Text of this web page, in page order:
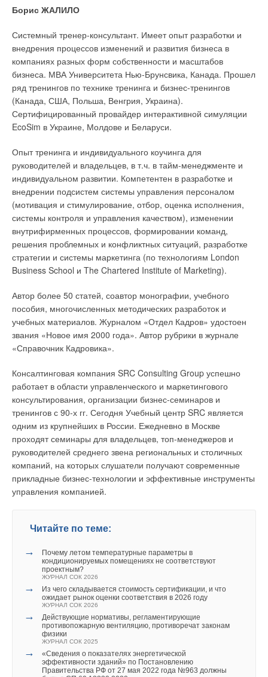
Борис ЖАЛИЛО
Системный тренер-консультант. Имеет опыт разработки и
внедрения процессов изменений и развития бизнеса в
компаниях разных форм собственности и масштабов
бизнеса. МВА Университета Нью-Брунсвика, Канада. Прошел
ряд тренингов по технике тренинга и бизнес-тренингов
(Канада, США, Польша, Венгрия, Украина).
Сертифицированный провайдер интерактивной симуляции
EcoSim в Украине, Молдове и Беларуси.
Опыт тренинга и индивидуального коучинга для
руководителей и владельцев, в т.ч. в тайм-менеджменте и
индивидуальном развитии. Компетентен в разработке и
внедрении подсистем системы управления персоналом
(мотивация и стимулирование, отбор, оценка исполнения,
системы контроля и управления качеством), изменении
внутрифирменных процессов, формировании команд,
решения проблемных и конфликтных ситуаций, разработке
стратегии и системы маркетинга (по технологиям London
Business School и The Chartered Institute of Marketing).
Автор более 50 статей, соавтор монографии, учебного
пособия, многочисленных методических разработок и
учебных материалов. Журналом «Отдел Кадров» удостоен
звания «Новое имя 2000 года». Автор рубрики в журнале
«Справочник Кадровика».
Консалтинговая компания SRC Consulting Group успешно
работает в области управленческого и маркетингового
консультирования, организации бизнес-семинаров и
тренингов с 90-х гг. Сегодня Учебный центр SRC является
одним из крупнейших в России. Ежедневно в Москве
проходят семинары для владельцев, топ-менеджеров и
руководителей среднего звена региональных и столичных
компаний, на которых слушатели получают современные
прикладные бизнес-технологии и эффективные инструменты
управления компанией.
Читайте по теме:
→
Почему летом температурные параметры в
кондиционируемых помещениях не соответствуют
проектным?
ЖУРНАЛ СОК 2026
→
Из чего складывается стоимость сертификации, и что
ожидает рынок оценки соответствия в 2026 году
ЖУРНАЛ СОК 2026
→
Действующие нормативы, регламентирующие
противопожарную вентиляцию, противоречат законам
физики
ЖУРНАЛ СОК 2025
→
«Сведения о показателях энергетической
эффективности зданий» по Постановлению
Правительства РФ от 27 мая 2022 года №963 должны
приготовления теплоносителя для систем отопления
устройство независимого от тепловой сети контура
циркуляции с поогревом теплоносителя в регулируемом
теплообменнике;
зависимое от тепловой сети присоединение системы
отопления с циркуляционным насосом и регулируемым
смешением.
В дополнение к этим двум возможностям рациональные
устройство ступенчатой регенерации теплоносителя при
зависимом присоединении системы отопления к тепловой
сети с позиционным количественным регулированием;
полузависимое от тепловой сети присоединение
двухзонной системы отопления с пропорциональным или
позиционным количественным регулированием;
зависимое от тепловой сети непосредственное или через
элеватор присоединение однотрубной системы
отопления вспомогательных помещений с позиционным
количественным регулированием.
В отличие от систем отопления со ступенчатой
регенерацией теплоты (СРТ),широко применявшихся в конце
80-х гг., в современной системе СРТ должно быть две
подсистемы примерно одинаковой тепловой мощности и
один регенератор теплоты (РТ) (рис. 13).В качестве РТ
интенсифицированный аппарат ТТАИ, в котором
теплоноситель тепловой сети сначала охлаждается до
допустимой температуры**, с которой он подается в первую
подсистему, а потом подогревается до такой же
температуры перед тем, как поступит в подающий
трубопровод второй подсистемы. Система отопления СРТ
должна быть однотрубной.
Этим определяется ее гидравлическая устойчивость и
неподверженность разбалансированию в результате
вертикальные системы с термостатическими клапанами на
горизонтальные при скрытой в подготовке пола подводке и
фирменными подключениями к радиатору посредством
специальной гарнитуры (рис. 14).
Вторым преимуществом системы СРТ является то, что
циркуляция воды в ней происходит за счет располагаемого
давления в трубопроводах тепловой сети без использования
циркуляционного насоса в тепловом пункте. Таким же
преимуществом обладают и элеваторные системы
отопления, но возможности применения элеваторов в
не будет определяющим.
Чэнь Цзянь Мин, как Вы пришли в этот бизнес? Почему
выбрали именно его? Каков Ваш путь в бизнесе, Ваши
жизненные принципы.
В нашем городе раньше было государственное
предприятие. Это предприятие научило людей, как делать и
продавать электрооборудование. Я тоже работал на
государственном предприятии. Затем многие активные люди
начали делать маленькие предприятия, среди них был и я.
Мне важно чувство успеха. Сделать завод, заработать
деньги, дать рабочие места людям, помочь нуждающимся.
Все это было мотивом пути в бизнес. В 1992 году наш
первый капитал был 300 тыс. юаней ($37 тыс.).Постепенно
предприятие становилось больше и больше. Многие
предприятия обанкротились за это время. Я думаю, что все,
что я сегодня получил, опиралось на честность и хорошую
репутацию. Партнерство. Необходимо постоянно держать
руку на пульсе ситуации на рынке.
Читайте по теме:
→
Почему летом температурные параметры в
кондиционируемых помещениях не соответствуют
проектным?
ЖУРНАЛ СОК МАЙ 2026
ожидает рынок оценки соответствия в 2026 году
→
Действующие нормативы, регламентирующие
противопожарную вентиляцию, противоречат законам
физики
ЖУРНАЛ СОК ОКТЯБРЬ 2025
→
«Сведения о показателях энергетической
эффективности зданий» по Постановлению
Правительства РФ от 27 мая 2022 года №963 должны
быть в СП 60.13330.2020
→
как он изменит отрасль
ЖУРНАЛ СОК МАЙ 2025
Уведомления отключены
Комментарии
В этой теме еще нет комментариев
Добавить комментарий